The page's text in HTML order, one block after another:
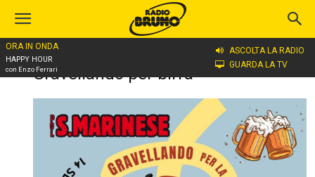
ORA IN ONDA
HAPPY HOUR
con Enzo Ferrari
ASCOLTA LA RADIO
GUARDA LA TV
Home
Gravellando per birra